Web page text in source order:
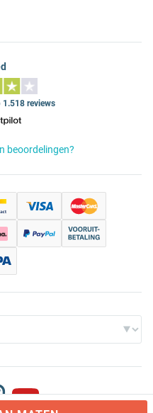
1.518 reviews
beoordelingen?